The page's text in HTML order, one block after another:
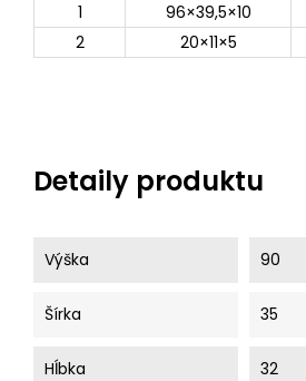
1
96×39,5×10
2
20×11×5
Detaily produktu
Výška 90
Šírka 35
Hĺbka 32